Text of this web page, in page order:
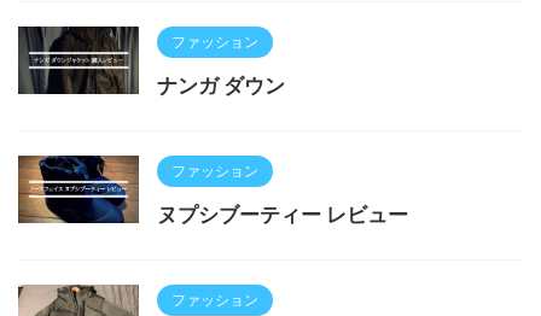
ファッション
ナンガ ダウン
ファッション
ヌプシブーティー レビュー
ファッション